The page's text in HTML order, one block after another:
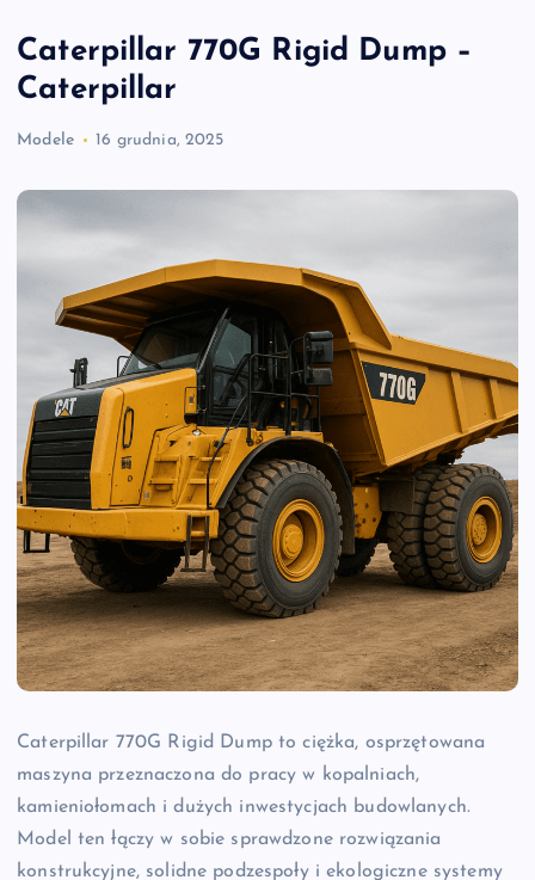
Caterpillar 770G Rigid Dump –
Caterpillar
Modele 16 grudnia, 2025
Caterpillar 770G Rigid Dump to ciężka, osprzętowana
maszyna przeznaczona do pracy w kopalniach,
kamieniołomach i dużych inwestycjach budowlanych.
Model ten łączy w sobie sprawdzone rozwiązania
konstrukcyjne, solidne podzespoły i ekologiczne systemy